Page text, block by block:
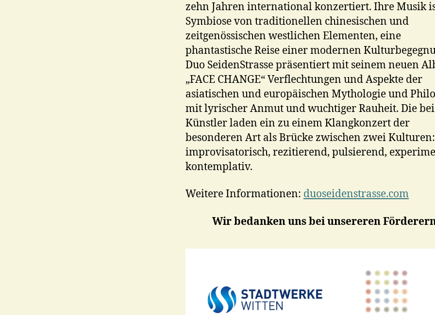
zehn Jahren international konzertiert. Ihre Musik
Symbiose von traditionellen chinesischen und
zeitgenössischen westlichen Elementen, eine
phantastische Reise einer modernen
Duo SeidenStrasse präsentiert mit seinem neuen
„FACE CHANGE“ Verflechtungen und Aspekte der
asiatischen und europäischen Mythologie und
mit lyrischer Anmut und wuchtiger Rauheit. Die
Künstler laden ein zu einem Klangkonzert der
besonderen Art als Brücke zwischen zwei Kulturen:
improvisatorisch, rezitierend, pulsierend,
kontemplativ.
Weitere Informationen: duoseidenstrasse.com
Wir bedanken uns bei unsereren